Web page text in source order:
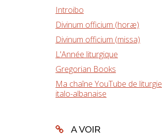
Introibo
Divinum officium (horæ)
Divinum officium (missa)
L'Année liturgique
Gregorian Books
Ma chaîne YouTube de liturgie
italo-albanaise
A VOIR